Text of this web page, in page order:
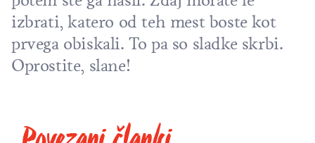
izbrati, katero od teh mest boste kot
prvega obiskali. To pa so sladke skrbi.
Oprostite, slane!